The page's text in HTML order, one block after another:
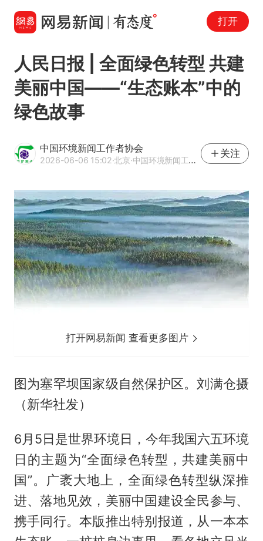
打开
人民日报 | 全面绿色转型 共建
美丽中国——“生态账本”中的
绿色故事
中国环境新闻工作者协会
2026-06-06 15:02·北京·中国环境新闻工作者协会官方网易号
关注
打开网易新闻 查看更多图片
图为塞罕坝国家级自然保护区。刘满仓摄
（新华社发）
6月5日是世界环境日，今年我国六五环境
日的主题为“全面绿色转型，共建美丽中
国”。广袤大地上，全面绿色转型纵深推
进、落地见效，美丽中国建设全民参与、
携手同行。本版推出特别报道，从一本本